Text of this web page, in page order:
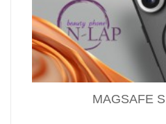
MAGSAFE